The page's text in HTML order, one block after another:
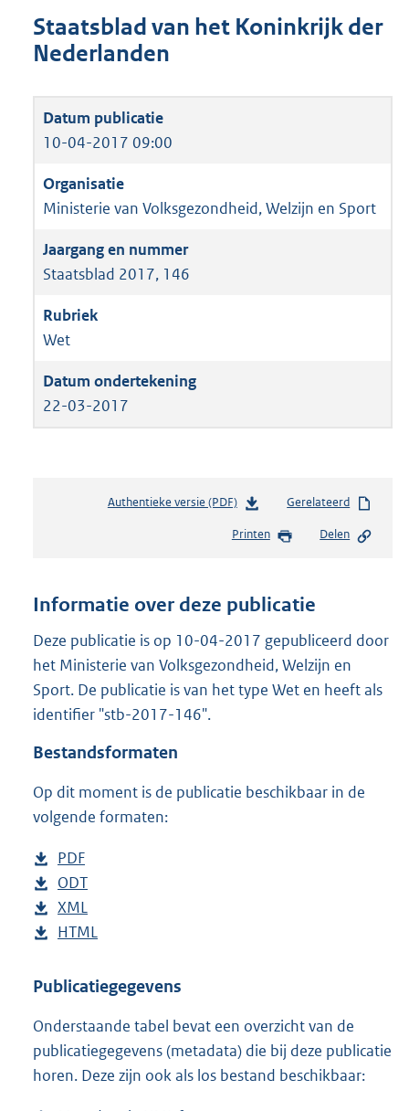
Staatsblad van het Koninkrijk der
Nederlanden
10-04-2017 09:00
Ministerie van Volksgezondheid, Welzijn en Sport
Staatsblad 2017, 146
Wet
22-03-2017
Authentieke versie (PDF)b
s
n
s
g
r
o
:
Gerelateerd
Printen Delen
Informatie over deze publicatie
Deze publicatie is op 10-04-2017 gepubliceerd door
het Ministerie van Volksgezondheid, Welzijn en
Sport. De publicatie is van het type Wet en heeft als
identifier "stb-2017-146".
Bestandsformaten
Op dit moment is de publicatie beschikbaar in de
volgende formaten:
D
o
w
n
o
d
p
u
PDF
e
s
t
n
s
g
r
D
o
w
l
a
d
p
ODT
s
a
d
s
g
D
o
n
o
a
d
XML
e
t
n
d
s
D
w
l
o
a
HTML
s
a
n
d
Publicatiegegevens
Onderstaande tabel bevat een overzicht van de
publicatiegegevens (metadata) die bij deze publicatie
horen. Deze zijn ook als los bestand beschikbaar: